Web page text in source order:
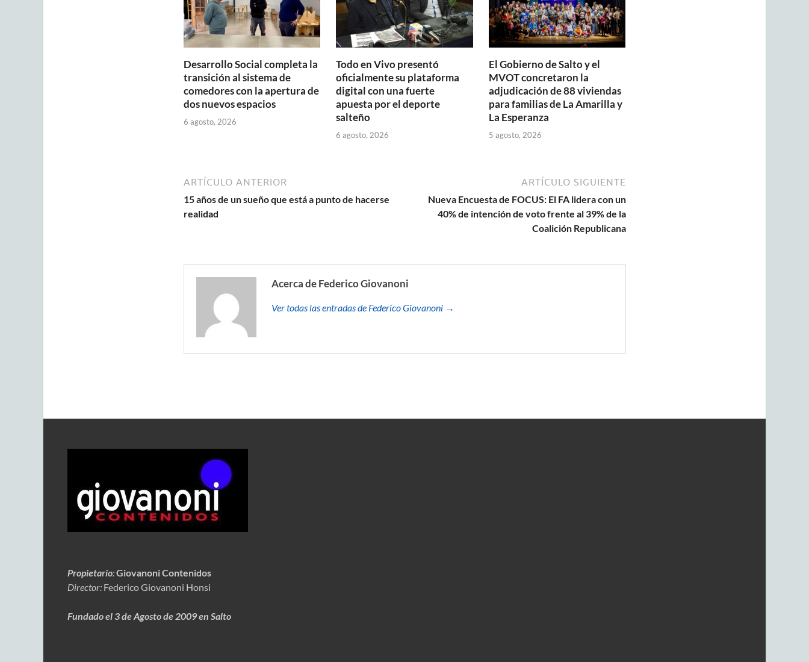
Desarrollo Social completa la
transición al sistema de
comedores con la apertura de
dos nuevos espacios
6 agosto, 2026
Todo en Vivo presentó
oficialmente su plataforma
digital con una fuerte
apuesta por el deporte
salteño
6 agosto, 2026
El Gobierno de Salto y el
MVOT concretaron la
adjudicación de 88 viviendas
para familias de La Amarilla y
La Esperanza
5 agosto, 2026
ARTÍCULO ANTERIOR
15 años de un sueño que está a punto de hacerse
realidad
ARTÍCULO SIGUIENTE
Nueva Encuesta de FOCUS: El FA lidera con un
40% de intención de voto frente al 39% de la
Coalición Republicana
Acerca de Federico Giovanoni
Ver todas las entradas de Federico Giovanoni →
Propietario:Giovanoni Contenidos
Director: Federico Giovanoni Honsi
Fundado el 3 de Agosto de 2009 en Salto